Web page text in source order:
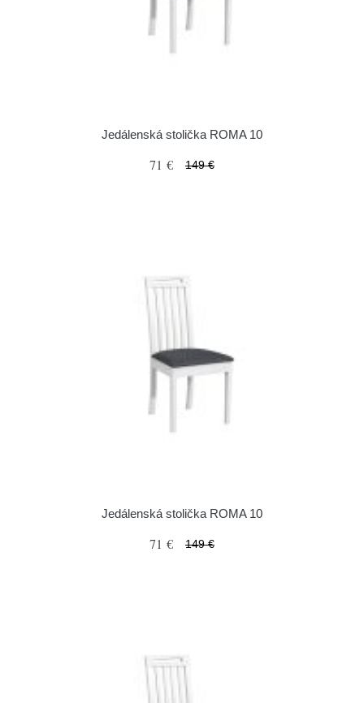
Jedálenská stolička ROMA 10
71 € 149 €
Jedálenská stolička ROMA 10
71 € 149 €